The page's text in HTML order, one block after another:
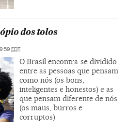
dos tolos
EDT
O Brasil encontra-se dividido
entre as pessoas que pensam
como nós (os bons,
inteligentes e honestos) e as
que pensam diferente de nós
(os maus, burros e
corruptos)